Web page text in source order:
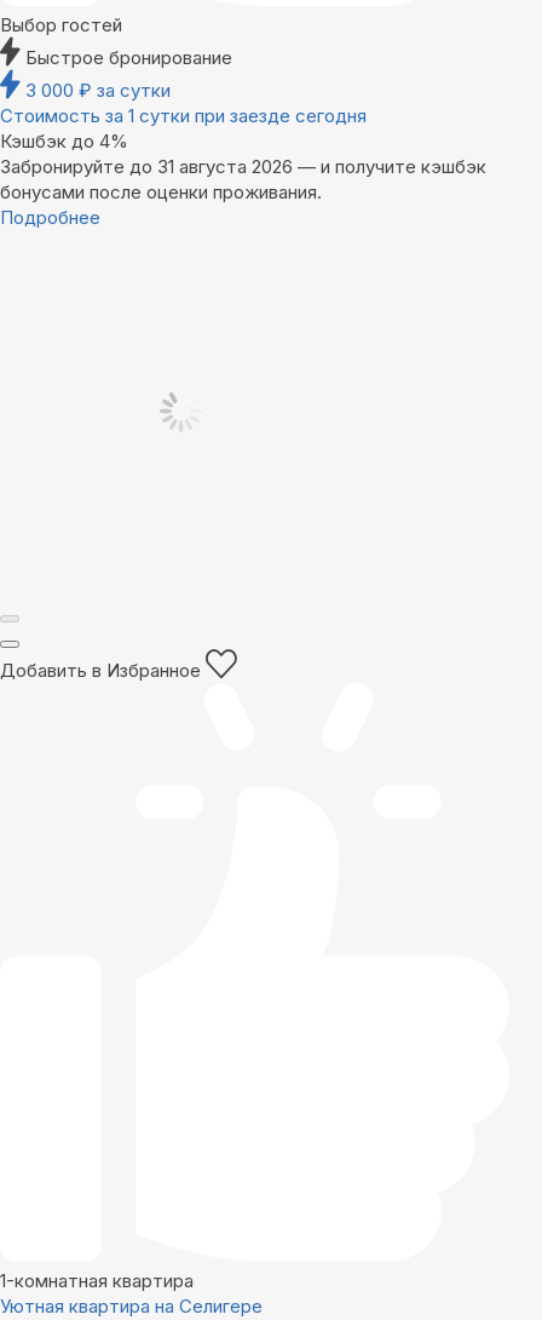
Выбор гостей
Быстрое бронирование
3 000 ₽ за сутки
Стоимость за 1 сутки при заезде сегодня
Кэшбэк до 4%
Забронируйте до 31 августа 2026 — и получите кэшбэк
бонусами после оценки проживания.
Подробнее
Добавить в Избранное
1-комнатная квартира
Уютная квартира на Селигере